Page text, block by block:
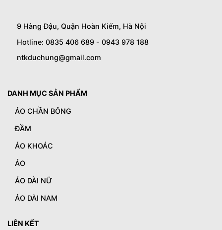
9 Hàng Đậu, Quận Hoàn Kiếm, Hà Nội
Hotline: 0835 406 689 - 0943 978 188
ntkduchung@gmail.com
DANH MỤC SẢN PHẨM
ÁO CHẦN BÔNG
ĐẦM
ÁO KHOÁC
ÁO
ÁO DÀI NỮ
ÁO DÀI NAM
LIÊN KẾT